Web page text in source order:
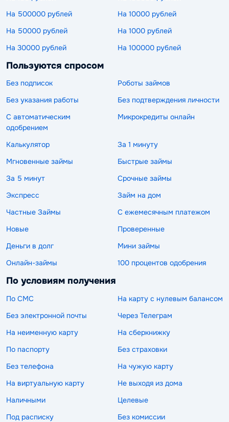
На 500000 рублей
На 10000 рублей
На 50000 рублей
На 1000 рублей
На 30000 рублей
На 100000 рублей
Пользуются спросом
Без подписок
Роботы займов
Без указания работы
Без подтверждения личности
С автоматическим
одобрением
Микрокредиты онлайн
Калькулятор
За 1 минуту
Мгновенные займы
Быстрые займы
За 5 минут
Срочные займы
Экспресс
Займ на дом
Частные Займы
С ежемесячным платежом
Новые
Проверенные
Деньги в долг
Мини займы
Онлайн-займы
100 процентов одобрения
По условиям получения
По СМС
На карту с нулевым балансом
Без электронной почты
Через Телеграм
На неименную карту
На сберкнижку
По паспорту
Без страховки
Без телефона
На чужую карту
На виртуальную карту
Не выходя из дома
Наличными
Целевые
Под расписку
Без комиссии